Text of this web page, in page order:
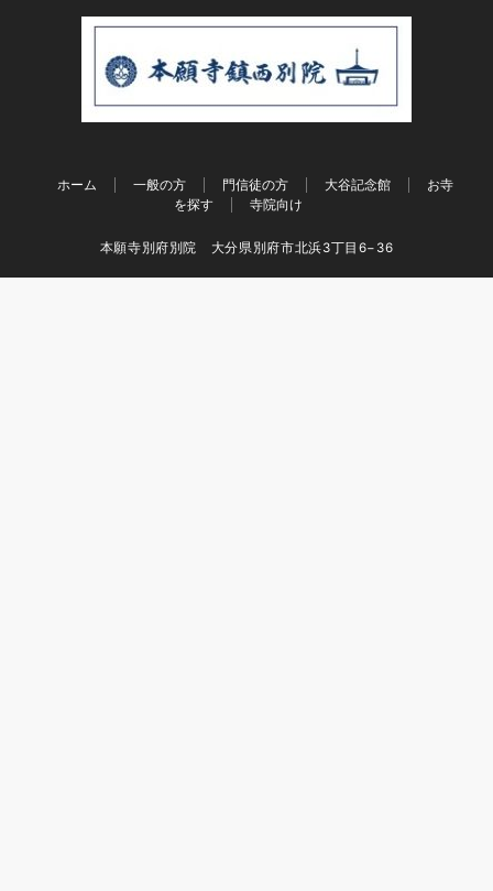
ホーム 一般の方 門信徒の方 大谷記念館
お寺
を探す
寺院向け
本願寺別府別院 大分県別府市北浜3丁目6−36